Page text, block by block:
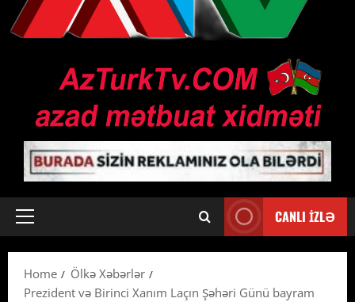
Primary
CANLI İZLƏ
Home
Ölkə Xəbərlər
Prezident və Birinci Xanım Laçın Şəhəri Günü bayram